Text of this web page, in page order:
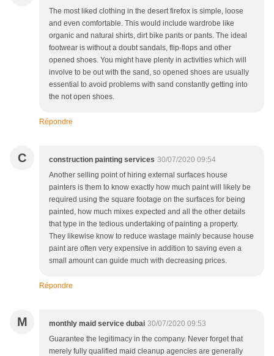
The most liked clothing in the desert firefox is simple, loose
and even comfortable. This would include wardrobe like
organic and natural shirts, dirt bike pants or pants. The ideal
footwear is without a doubt sandals, flip-flops and other
opened shoes. You might have plenty in activities which will
involve to be out with the sand, so opened shoes are usually
essential to avoid problems with sand constantly getting into
the not open shoes.
Répondre
C construction painting services 30/07/2020 09:54
Another selling point of hiring external surfaces house
painters is them to know exactly how much paint will likely be
required using the square footage on the surfaces for being
painted, how much mixes expected and all the other details
that type in the tedious undertaking of painting a property.
They likewise know to reduce wastage mainly because house
paint are often very expensive in addition to saving even a
small amount can guide much with decreasing prices.
Répondre
M monthly maid service dubai 30/07/2020 09:53
Guarantee the legitimacy in the company. Never forget that
merely fully qualified maid cleanup agencies are generally